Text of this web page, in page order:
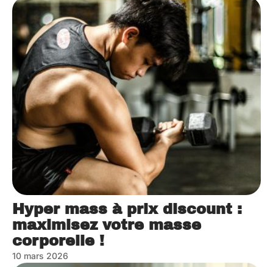
Hyper mass à prix discount :
maximisez votre masse
corporelle !
10 mars 2026